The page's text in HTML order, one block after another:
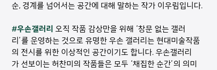
순, 경계를 넘어서는 공간에 대해 말하는 작가 이우림입니다.
#우손갤러리 오직 작품 감상만을 위해 ‘창문 없는 갤러
리’를 운영하는 것으로 유명한 우손 갤러리는 현대미술작품
의 전시를 위한 이상적인 공간이기도 합니다. 우손갤러리
가 선보이는 허찬미의 작품들은 모두 ‘채집한 순간’의 의미